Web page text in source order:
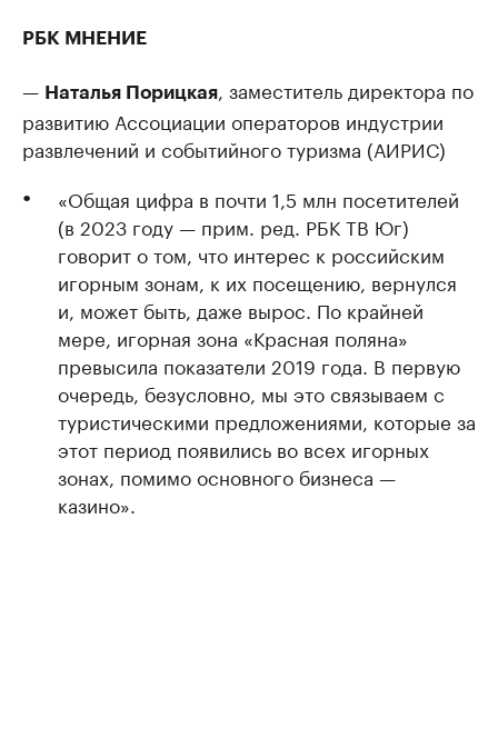
РБК МНЕНИЕ
— Наталья Порицкая , заместитель директора по
развитию Ассоциации операторов индустрии
развлечений и событийного туризма (АИРИС)
«Общая цифра в почти 1,5 млн посетителей
(в 2023 году — прим. ред. РБК ТВ Юг)
говорит о том, что интерес к российским
игорным зонам, к их посещению, вернулся
и, может быть, даже вырос. По крайней
мере, игорная зона «Красная поляна»
превысила показатели 2019 года. В первую
очередь, безусловно, мы это связываем с
туристическими предложениями, которые за
этот период появились во всех игорных
зонах, помимо основного бизнеса —
казино».